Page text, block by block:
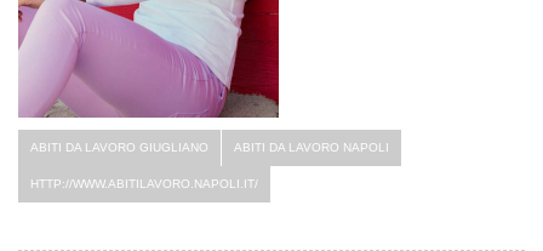
ABITI DA LAVORO GIUGLIANO ABITI DA LAVORO NAPOLI
HTTP://WWW.ABITILAVORO.NAPOLI.IT/